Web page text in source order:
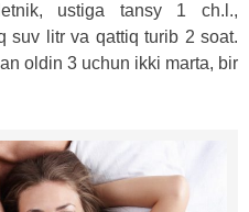
ustiga tansy 1 ch.l.,
suv litr va qattiq turib 2 soat.
oldin 3 uchun ikki marta, bir